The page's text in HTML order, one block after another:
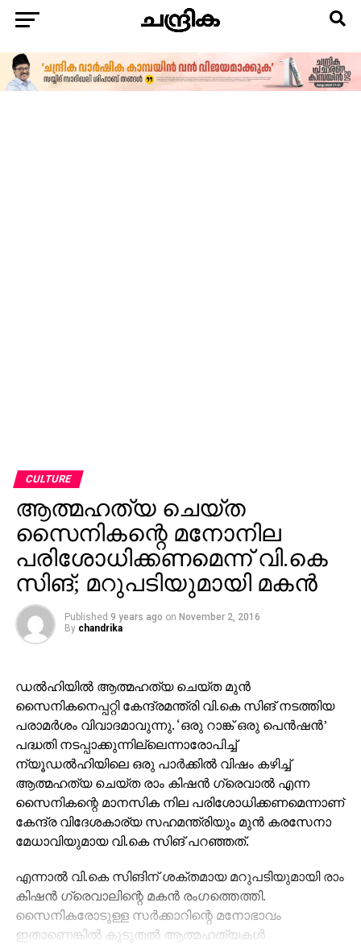
CULTURE
ആത്മഹത്യ ചെയ്ത
സൈനികന്റെ മനോനില
പരിശോധിക്കണമെന്ന് വി.കെ
സിങ്; മറുപടിയുമായി മകന്‍
Published 9 years ago on November 2, 2016
By chandrika
ഡല്‍ഹിയില്‍ ആത്മഹത്യ ചെയ്ത മുന്‍
സൈനികനെപ്പറ്റി കേന്ദ്രമന്ത്രി വി.കെ സിങ് നടത്തിയ
പരാമര്‍ശം വിവാദമാവുന്നു. ‘ഒരു റാങ്ക് ഒരു പെന്‍ഷന്‍’
പദ്ധതി നടപ്പാക്കുന്നില്ലെന്നാരോപിച്ച്
ന്യൂഡല്‍ഹിയിലെ ഒരു പാര്‍ക്കില്‍ വിഷം കഴിച്ച്
ആത്മഹത്യ ചെയ്ത രാം കിഷന്‍ ഗ്രെവാല്‍ എന്ന
സൈനികന്റെ മാനസിക നില പരിശോധിക്കണമെന്നാണ്
കേന്ദ്ര വിദേശകാര്യ സഹമന്ത്രിയും മുന്‍ കരസേനാ
മേധാവിയുമായ വി.കെ സിങ് പറഞ്ഞത്.
എന്നാല്‍ വി.കെ സിങിന് ശക്തമായ മറുപടിയുമായി രാം
കിഷന്‍ ഗ്രെവാലിന്റെ മകന്‍ രംഗത്തെത്തി.
സൈനികരോടുള്ള സര്‍ക്കാറിന്റെ മനോഭാവം
ഇതാണെങ്കില്‍ കൂടുതല്‍ ആത്മഹത്യകള്‍